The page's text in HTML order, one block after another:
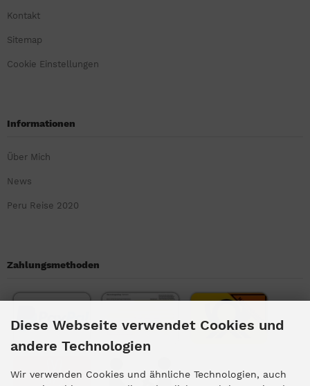
Kontakt
Sitemap
Cookie Einstellungen
Informationen
Über Mich
News
Peru Reise 2020
Zahlungsmethoden
Diese Webseite verwendet Cookies und
andere Technologien
Wir verwenden Cookies und ähnliche Technologien, auch